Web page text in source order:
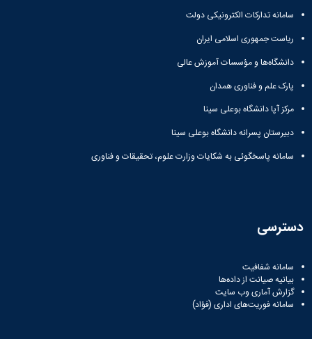
سامانه تدارکات الکترونیکی دولت
ریاست جمهوری اسلامی ایران
دانشگاه‌ها و مؤسسات آموزش عالی
پارک علم و فناوری همدان
مرکز آپا دانشگاه بوعلی سینا
دبیرستان پسرانه دانشگاه بوعلی سینا
سامانه پاسخگوئی به شکایات وزارت علوم، تحقیقات و فناوری
دسترسی
سامانه شفافیت
بیانیه صیانت از داده‌ها
گزارش آماری وب‌ سایت
سامانه فوریت‌های اداری (فؤاد)